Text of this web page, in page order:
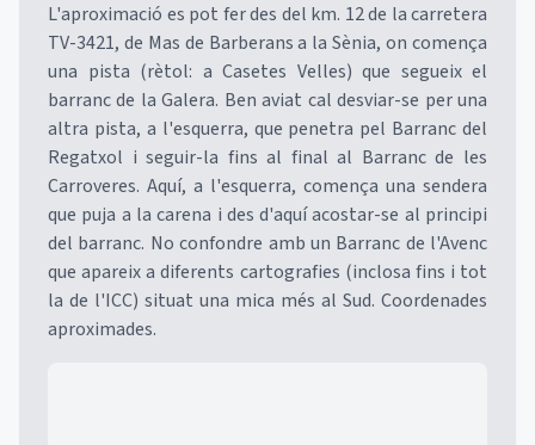
L'aproximació es pot fer des del km. 12 de la carretera
TV-3421, de Mas de Barberans a la Sènia, on comença
una pista (rètol: a Casetes Velles) que segueix el
barranc de la Galera. Ben aviat cal desviar-se per una
altra pista, a l'esquerra, que penetra pel Barranc del
Regatxol i seguir-la fins al final al Barranc de les
Carroveres. Aquí, a l'esquerra, comença una sendera
que puja a la carena i des d'aquí acostar-se al principi
del barranc. No confondre amb un Barranc de l'Avenc
que apareix a diferents cartografies (inclosa fins i tot
la de l'ICC) situat una mica més al Sud. Coordenades
aproximades.